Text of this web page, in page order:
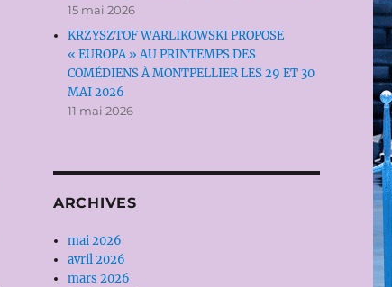
15 mai 2026
KRZYSZTOF WARLIKOWSKI PROPOSE
« EUROPA » AU PRINTEMPS DES
COMÉDIENS À MONTPELLIER LES 29 ET 30
MAI 2026
11 mai 2026
ARCHIVES
mai 2026
avril 2026
mars 2026